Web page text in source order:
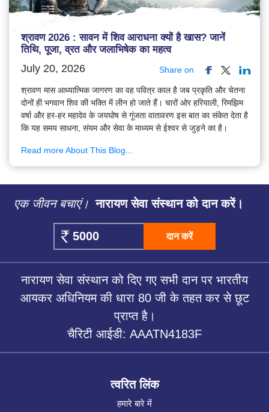
श्रावण 2026 : सावन में शिव आराधना क्यों है खास? जानें
तिथि, पूजा, व्रत और जलाभिषेक का महत्व
July 20, 2026 Share on
श्रावण मास आध्यात्मिक जागरण का वह पवित्र काल है जब प्रकृति और चेतना
दोनों ही भगवान शिव की भक्ति में लीन हो जाते हैं। चारों ओर हरियाली, रिमझिम
वर्षा और हर-हर महादेव के जयघोष से गूंजता वातावरण इस बात का संकेत देता है
कि यह समय साधना, संयम और सेवा के माध्यम से ईश्वर से जुड़ने का है।
Read more About This Blog...
एक जीवन बचाएं। नारायण सेवा संस्थान को दान करें।
दान करें
नारायण सेवा संस्थान को दिए गए सभी दान पर भारतीय
आयकर अधिनियम की धारा 80 जी के तहत कर से छूट
प्राप्त है।
चैरिटी आईडी: AAATN4183F
त्वरित लिंक
हमारे बारे में